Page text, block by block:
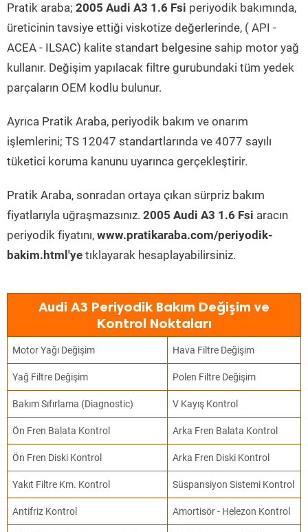
Pratik araba; 2005 Audi A3 1.6 Fsi periyodik bakımında,
üreticinin tavsiye ettiği viskotize değerlerinde, ( API -
ACEA - ILSAC) kalite standart belgesine sahip motor yağ
kullanır. Değişim yapılacak filtre gurubundaki tüm yedek
parçaların OEM kodlu bulunur.
Ayrıca Pratik Araba, periyodik bakım ve onarım
işlemlerini; TS 12047 standartlarında ve 4077 sayılı
tüketici koruma kanunu uyarınca gerçekleştirir.
Pratik Araba, sonradan ortaya çıkan sürpriz bakım
fiyatlarıyla uğraşmazsınız. 2005 Audi A3 1.6 Fsi aracın
periyodik fiyatını, www.pratikaraba.com/periyodik-
bakim.html'ye tıklayarak hesaplayabilirsiniz.
Audi A3 Periyodik Bakım Değişim ve
Kontrol Noktaları
Motor Yağı Değişim Hava Filtre Değişim
Yağ Filtre Değişim Polen Filtre Değişim
Bakım Sıfırlama (Diagnostic) V Kayış Kontrol
Ön Fren Balata Kontrol Arka Fren Balata Kontrol
Ön Fren Diski Kontrol Arka Fren Diski Kontrol
Yakıt Filtre Km. Kontrol Süspansiyon Sistemi Kontrol
Antifriz Kontrol Amortisör - Helezon Kontrol